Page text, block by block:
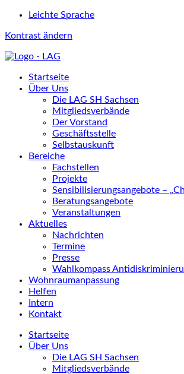
Leichte Sprache
Kontrast ändern
Startseite
Über Uns
Die LAG SH Sachsen
Mitgliedsverbände
Der Vorstand
Geschäftsstelle
Selbstauskunft
Bereiche
Fachstellen
Projekte
Sensibilisierungsangebote –
Beratungsangebote
Veranstaltungen
Aktuelles
Nachrichten
Termine
Presse
Wahlkompass
Wohnraumanpassung
Helfen
Intern
Kontakt
Startseite
Über Uns
Die LAG SH Sachsen
Mitgliedsverbände